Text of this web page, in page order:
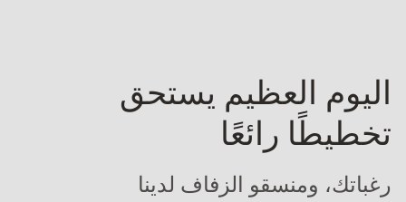
اليوم العظيم يستحق
تخطيطًا رائعًا
رغباتك، ومنسقو الزفاف لدينا